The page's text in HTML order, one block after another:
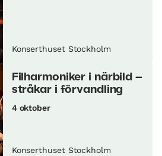
Konserthuset Stockholm
Filharmoniker i närbild –
stråkar i förvandling
4 oktober
Konserthuset Stockholm